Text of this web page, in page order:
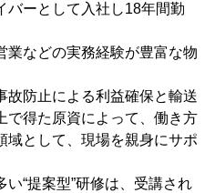
バーとして入社し18年間勤
業などの実務経験が豊富な物
故防止による利益確保と輸送
で得た原資によって、働き方
域として、現場を親身にサポ
“提案型”研修は、受講され